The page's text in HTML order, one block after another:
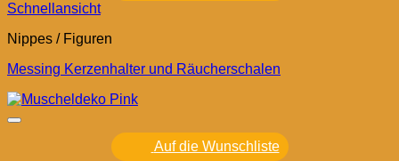
Schnellansicht
Nippes / Figuren
Messing Kerzenhalter und Räucherschalen
Auf die Wunschliste